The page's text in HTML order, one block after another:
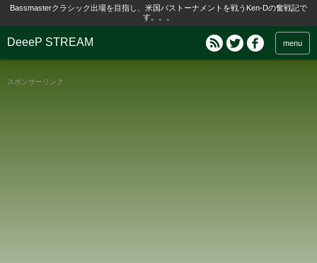
Bassmasterクラシック出場を目指し、米国バストーナメントを戦うKen-Dの奮戦記で
す。。。
DeeeP STREAM menu
スポンサーリンク